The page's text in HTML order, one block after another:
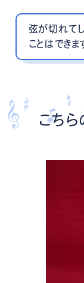
弦が切れて
ことはできま
こち